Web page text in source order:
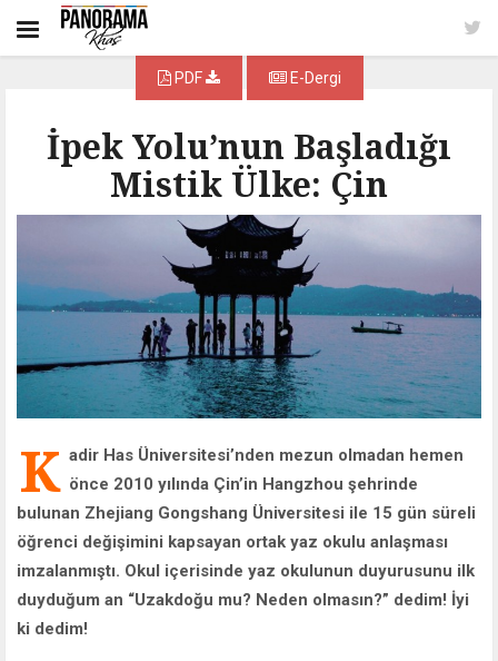
İpek Yolu’nun Başladığı
Mistik Ülke: Çin
PDF E-Dergi
K adir Has Üniversitesi’nden mezun olmadan hemen
önce 2010 yılında Çin’in Hangzhou şehrinde
bulunan Zhejiang Gongshang Üniversitesi ile 15 gün süreli
öğrenci değişimini kapsayan ortak yaz okulu anlaşması
imzalanmıştı. Okul içerisinde yaz okulunun duyurusunu ilk
duyduğum an “Uzakdoğu mu? Neden olmasın?” dedim! İyi
ki dedim!